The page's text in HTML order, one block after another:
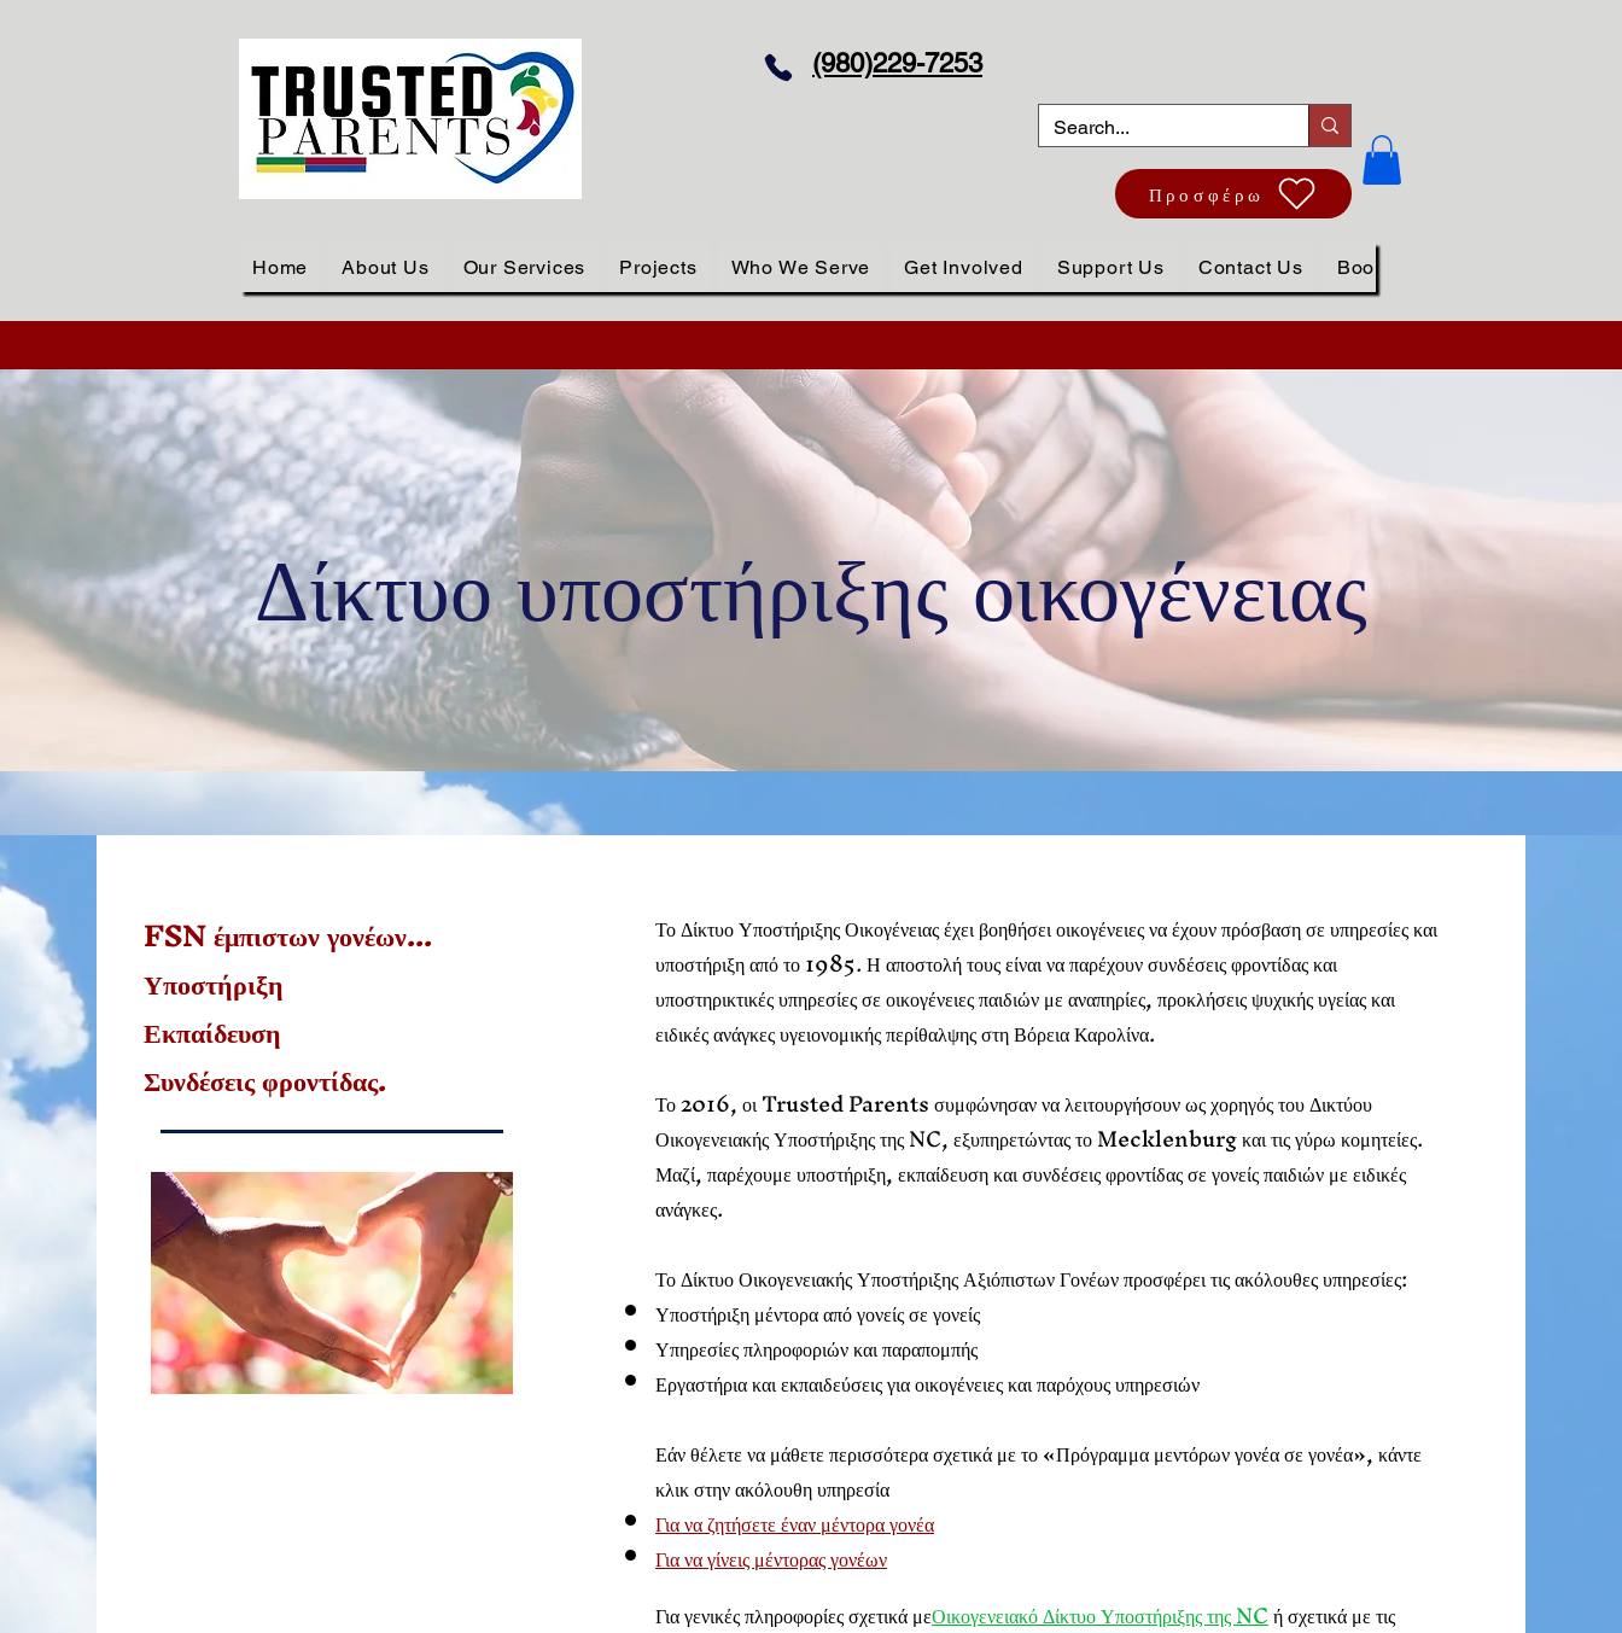
(980)229-7253
Προσφέρω
Home About Us Our Services Projects Who We Serve Get Involved Support Us Contact Us Book Online
Δίκτυο υποστήριξης οικογένειας
FSN έμπιστων γονέων...
Υποστήριξη
Εκπαίδευση
Συνδέσεις φροντίδας.
Το Δίκτυο Υποστήριξης Οικογένειας έχει βοηθήσει οικογένειες να έχουν πρόσβαση σε υπηρεσίες και
υποστήριξη από το 1985. Η αποστολή τους είναι να παρέχουν συνδέσεις φροντίδας και
υποστηρικτικές υπηρεσίες σε οικογένειες παιδιών με αναπηρίες, προκλήσεις ψυχικής υγείας και
ειδικές ανάγκες υγειονομικής περίθαλψης στη Βόρεια Καρολίνα.
Το 2016, οι Trusted Parents συμφώνησαν να λειτουργήσουν ως χορηγός του Δικτύου
Οικογενειακής Υποστήριξης της NC, εξυπηρετώντας το Mecklenburg και τις γύρω κομητείες.
Μαζί, παρέχουμε υποστήριξη, εκπαίδευση και συνδέσεις φροντίδας σε γονείς παιδιών με ειδικές
ανάγκες.
Το Δίκτυο Οικογενειακής Υποστήριξης Αξιόπιστων Γονέων προσφέρει τις ακόλουθες υπηρεσίες:
Υποστήριξη μέντορα από γονείς σε γονείς
Υπηρεσίες πληροφοριών και παραπομπής
Εργαστήρια και εκπαιδεύσεις για οικογένειες και παρόχους υπηρεσιών
Εάν θέλετε να μάθετε περισσότερα σχετικά με το «Πρόγραμμα μεντόρων γονέα σε γονέα», κάντε
κλικ στην ακόλουθη υπηρεσία
Για να ζητήσετε έναν μέντορα γονέα
Για να γίνεις μέντορας γονέων
Για γενικές πληροφορίες σχετικά μεΟικογενειακό Δίκτυο Υποστήριξης της NCή σχετικά με τις